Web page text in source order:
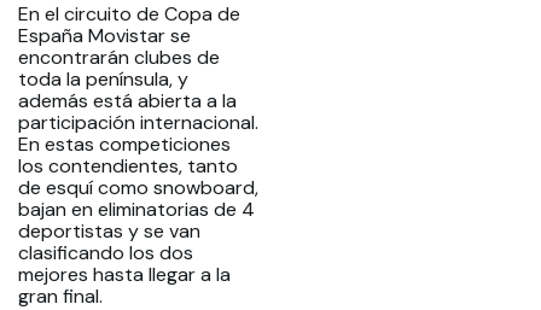
En el circuito de Copa de
España Movistar se
encontrarán clubes de
toda la península, y
además está abierta a la
participación internacional.
En estas competiciones
los contendientes, tanto
de esquí como snowboard,
bajan en eliminatorias de 4
deportistas y se van
clasificando los dos
mejores hasta llegar a la
gran final.